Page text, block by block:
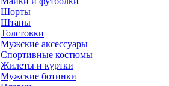
Шорты
Штаны
Толстовки
Мужские аксессуары
Спортивные костюмы
Жилеты и куртки
Мужские ботинки